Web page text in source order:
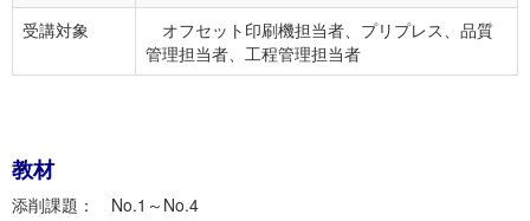
受講対象
オフセット印刷機担当者、プリプレス、品質
管理担当者、工程管理担当者
教材
添削課題： No.1～No.4